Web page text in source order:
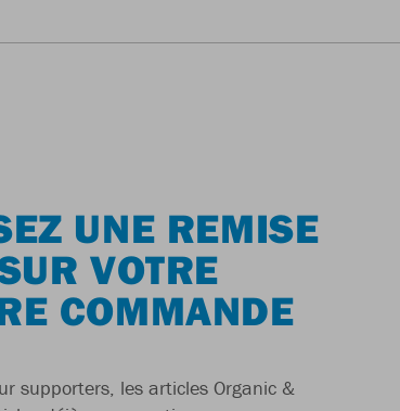
UNE REMISE
VOTRE
COMMANDE
supporters, les articles Organic &